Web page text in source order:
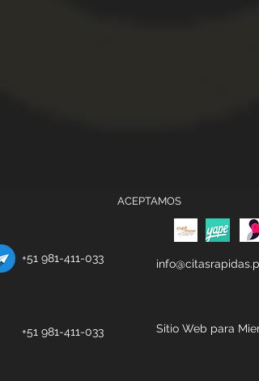
ACEPTAMOS
+51 981-411-033
+51 981-411-033 Sitio Web para